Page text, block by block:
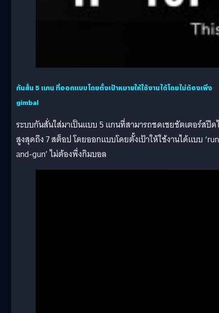
กันสั่น 5 แกน ที่ออกแบบโดยตั้งเป้าหมายให้ใช้งานได้โดยไม่ต้องเพิ่ง
gimbal
ระบบกันสั่นใส่มาเป็นแบบ 5 แกนที่สามารถชดเชยชัตเตอร์สปีด
สูงสุดถึง 7 สต็อป โดยออกแบบโดยตั้งเป้าให้ใช้งานได้แบบ
and-gun’ ไม่ต้องพึ่งกิมบอล